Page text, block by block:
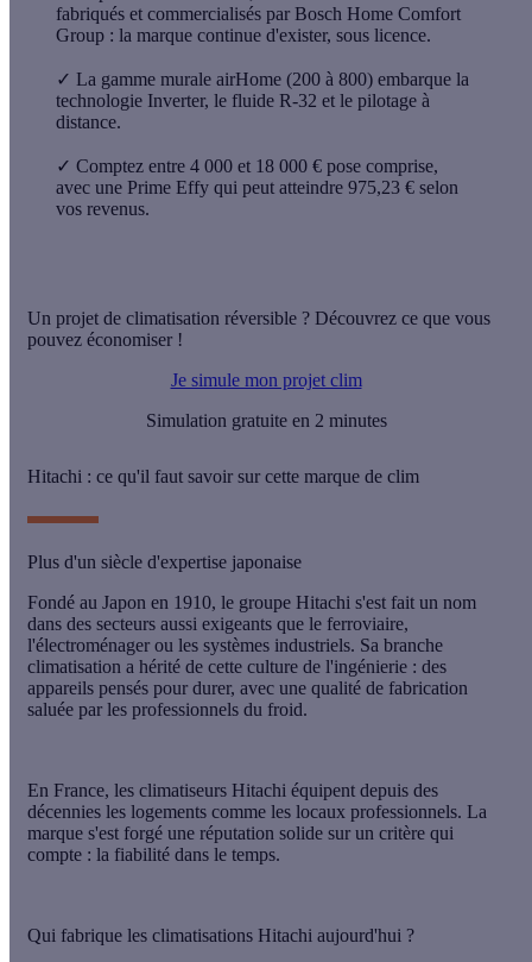
fabriqués et commercialisés par Bosch Home Comfort
Group : la marque continue d'exister, sous licence.
✓ La gamme murale airHome (200 à 800) embarque la
technologie Inverter, le fluide R-32 et le pilotage à
distance.
✓ Comptez entre 4 000 et 18 000 € pose comprise,
avec une Prime Effy qui peut atteindre 975,23 € selon
vos revenus.
Un projet de climatisation réversible ? Découvrez ce que vous
pouvez économiser !
Je simule mon projet clim
Simulation gratuite en 2 minutes
Hitachi : ce qu'il faut savoir sur cette marque de clim
Plus d'un siècle d'expertise japonaise
Fondé au Japon en 1910, le groupe Hitachi s'est fait un nom
dans des secteurs aussi exigeants que le ferroviaire,
l'électroménager ou les systèmes industriels. Sa branche
climatisation a hérité de cette culture de l'ingénierie : des
appareils pensés pour durer, avec une qualité de fabrication
saluée par les professionnels du froid.
En France, les climatiseurs Hitachi équipent depuis des
décennies les logements comme les locaux professionnels. La
marque s'est forgé une réputation solide sur un critère qui
compte : la fiabilité dans le temps.
Qui fabrique les climatisations Hitachi aujourd'hui ?